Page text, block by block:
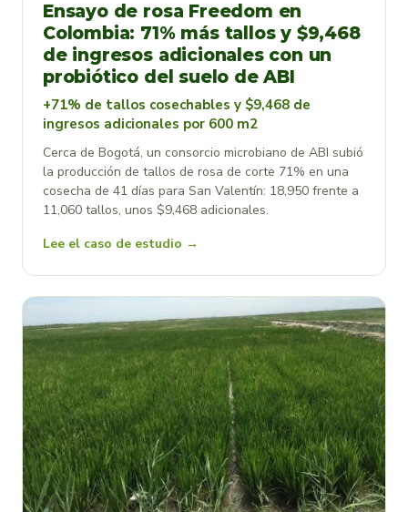
Ensayo de rosa Freedom en
Colombia: 71% más tallos y $9,468
de ingresos adicionales con un
probiótico del suelo de ABI
+71% de tallos cosechables y $9,468 de
ingresos adicionales por 600 m2
Cerca de Bogotá, un consorcio microbiano de ABI subió
la producción de tallos de rosa de corte 71% en una
cosecha de 41 días para San Valentín: 18,950 frente a
11,060 tallos, unos $9,468 adicionales.
Lee el caso de estudio →